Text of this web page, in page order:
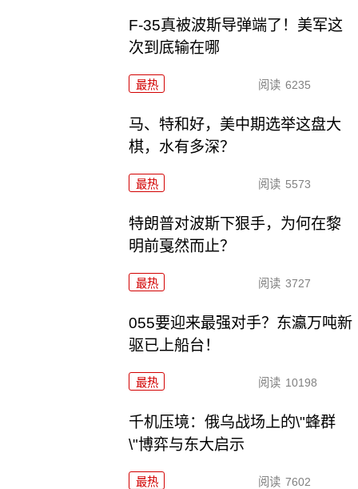
F-35真被波斯导弹端了！美军这
次到底输在哪
最热 阅读 6235
马、特和好，美中期选举这盘大
棋，水有多深？
最热 阅读 5573
特朗普对波斯下狠手，为何在黎
明前戛然而止？
最热 阅读 3727
055要迎来最强对手？东瀛万吨新
驱已上船台！
最热 阅读 10198
千机压境：俄乌战场上的\"蜂群
\"博弈与东大启示
最热 阅读 7602